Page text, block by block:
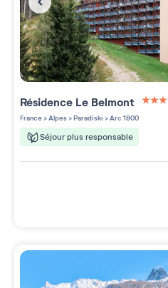
Résidence Le Belmont
France>Alpes>Paradiski >Arc 1800
Séjour plus responsable